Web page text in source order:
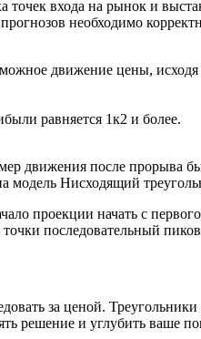
входа на рынок и
необходимо
движение цены,
равняется 1к2 и более.
движения после прорыва
модель Нисходящий
проекции начать с
последовательный
за ценой.
решение и углубить ваше